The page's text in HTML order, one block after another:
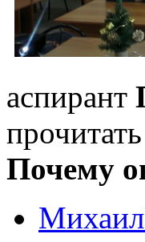
аспирант
Почему